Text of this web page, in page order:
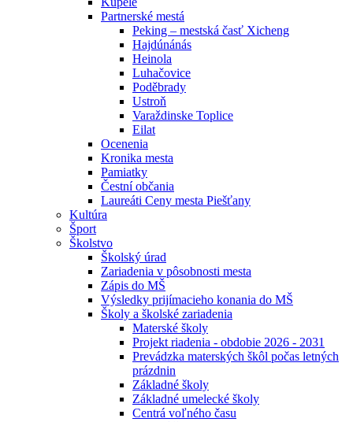
Partnerské mestá
Peking – mestská časť Xicheng
Hajdúnánás
Heinola
Luhačovice
Poděbrady
Ustroň
Varaždinske Toplice
Eilat
Ocenenia
Kronika mesta
Pamiatky
Čestní občania
Laureáti Ceny mesta Piešťany
Kultúra
Šport
Školstvo
Školský úrad
Zariadenia v pôsobnosti mesta
Zápis do MŠ
Výsledky prijímacieho konania do MŠ
Školy a školské zariadenia
Materské školy
Projekt riadenia - obdobie 2026 - 2031
Prevádzka materských škôl počas letných
prázdnin
Základné školy
Základné umelecké školy
Centrá voľného času